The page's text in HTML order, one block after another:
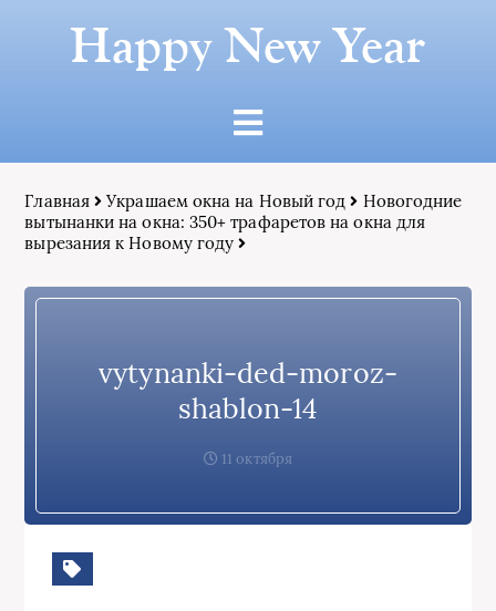
Happy New Year
Главная Украшаем окна на Новый год
Новогодние
вытынанки на окна: 350+ трафаретов на окна для
вырезания к Новому году
vytynanki-ded-moroz-
shablon-14
11 октября